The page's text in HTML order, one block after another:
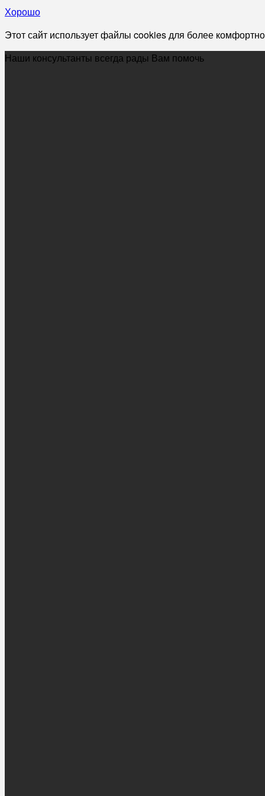
Хорошо
Этот сайт использует файлы cookies для более
Наши консультанты всегда рады Вам помочь